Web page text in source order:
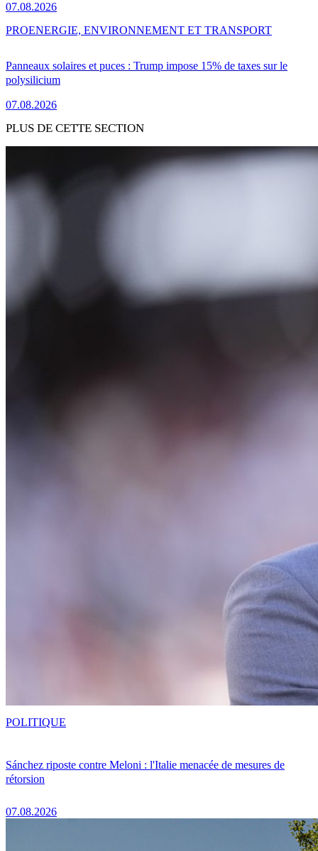
07.08.2026
Panneaux solaires et puces : Trump impose 15% de taxes sur le
polysilicium
07.08.2026
PROENERGIE, ENVIRONNEMENT ET TRANSPORT
PLUS DE CETTE SECTION
Sánchez riposte contre Meloni : l'Italie menacée de mesures de
rétorsion
07.08.2026
POLITIQUE